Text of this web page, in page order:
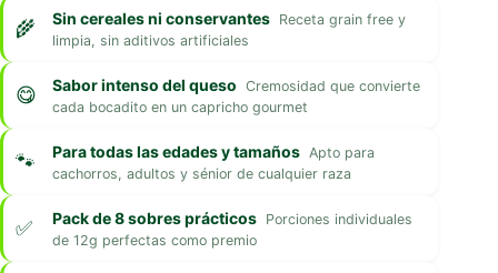
Sin cereales ni conservantes Receta grain free y
limpia, sin aditivos artificiales
Sabor intenso del queso Cremosidad que convierte
cada bocadito en un capricho gourmet
Para todas las edades y tamaños Apto para
cachorros, adultos y sénior de cualquier raza
Pack de 8 sobres prácticos Porciones individuales
de 12g perfectas como premio